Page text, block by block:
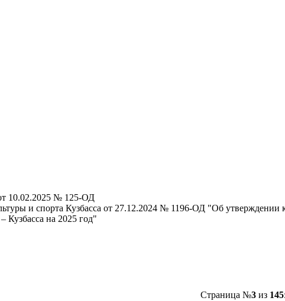
10.02.2025 № 125-ОД
и спорта Кузбасса от 27.12.2024 № 1196-ОД "Об утверждении
Кузбасса на 2025 год"
Страница №3 из 145: